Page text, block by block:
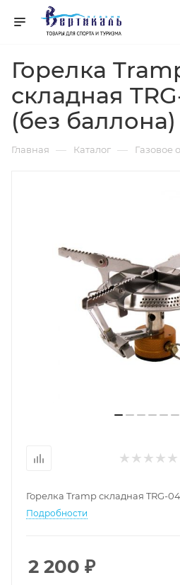
Горелка
складная
(без баллона)
Главная — Каталог — Газовое
Горелка Tramp складная TRG-
Подробности
2 200 ₽